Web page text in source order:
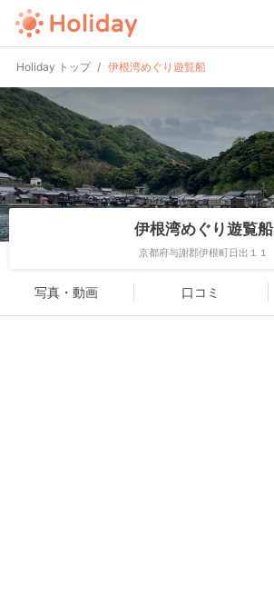
Holiday トップ 伊根湾めぐり遊覧船
伊根湾めぐり遊覧船
京都府与謝郡伊根町日出１１
写真・動画 口コミ